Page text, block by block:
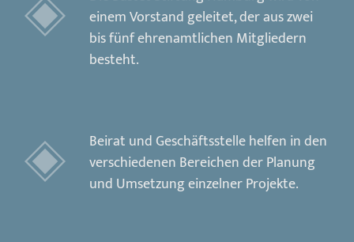
einem Vorstand geleitet, der aus zwei
bis fünf ehrenamtlichen Mitgliedern
besteht.
Beirat und Geschäftsstelle helfen in den
verschiedenen Bereichen der Planung
und Umsetzung einzelner Projekte.